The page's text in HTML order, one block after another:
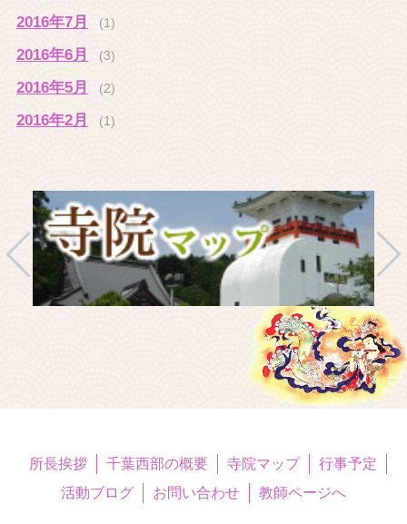
2016年7月 (1)
2016年6月 (3)
2016年5月 (2)
2016年2月 (1)
所長挨拶 千葉西部の概要 寺院マップ
行事予定
活動ブログ
お問い合わせ 教師ページへ